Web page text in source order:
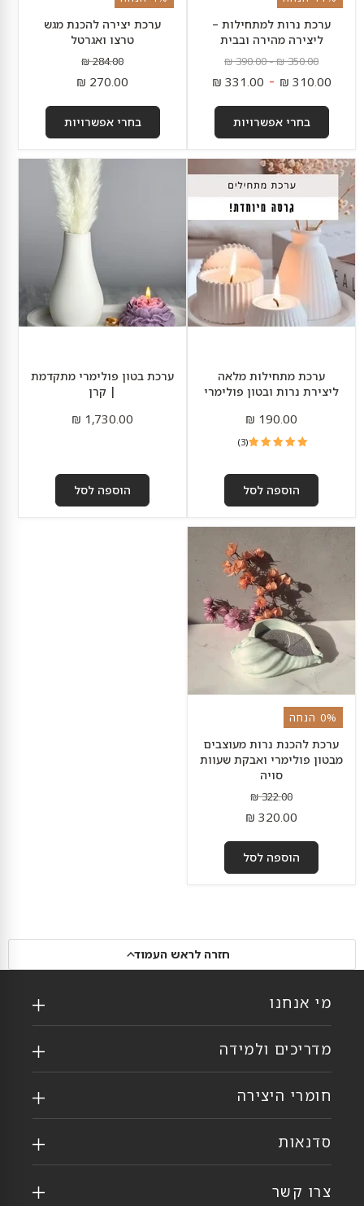
ערכת נרות למתחילות –
ליצירה מהירה ובבית
מחיר
מקורי
350.00 ₪
-מחיר
מקורי
390.00 ₪
310.00 ₪
-
331.00 ₪
בחרי אפשרויות
ערכת יצירה להכנת מגש
טרצו ואגרטל
מחיר
מקורי
284.00 ₪
מחיר
נוכחי
270.00 ₪
בחרי אפשרויות
ערכת
מתחילות
מלאה
ליצירת
נרות
ובטון
פולימרי
ערכת מתחילות מלאה
ליצירת נרות ובטון פולימרי
190.00 ₪
(3)
הוספה לסל
ערכת
ערכת בטון פולימרי מתקדמת
| קרן
1,730.00 ₪
הוספה לסל
ערכת
נרות
מעוצבים
שעוות
0% הנחה
ערכת להכנת נרות מעוצבים
מבטון פולימרי ואבקת שעוות
סויה
מחיר
מקורי
322.00 ₪
מחיר
נוכחי
320.00 ₪
הוספה לסל
חזרה לראש העמוד
מי אנחנו
מדריכים ולמידה
חומרי היצירה
סדנאות
צרו קשר